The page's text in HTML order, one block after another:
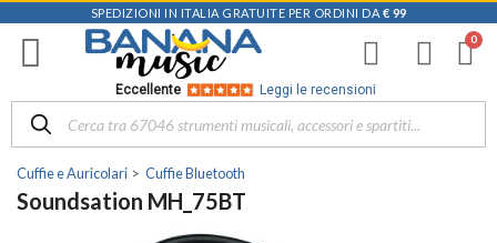
SPEDIZIONI IN ITALIA GRATUITE PER ORDINI DA € 99
Eccellente Leggi le recensioni
Cuffie e Auricolari Cuffie Bluetooth
Soundsation MH_75BT